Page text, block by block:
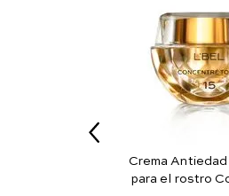
Crema
para el rostro